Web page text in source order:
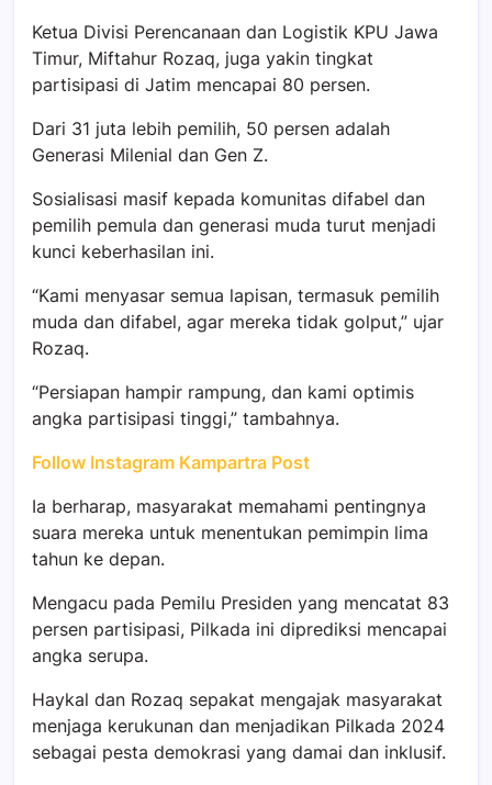
Ketua Divisi Perencanaan dan Logistik KPU Jawa
Timur, Miftahur Rozaq, juga yakin tingkat
partisipasi di Jatim mencapai 80 persen.
Dari 31 juta lebih pemilih, 50 persen adalah
Generasi Milenial dan Gen Z.
Sosialisasi masif kepada komunitas difabel dan
pemilih pemula dan generasi muda turut menjadi
kunci keberhasilan ini.
“Kami menyasar semua lapisan, termasuk pemilih
muda dan difabel, agar mereka tidak golput,” ujar
Rozaq.
“Persiapan hampir rampung, dan kami optimis
angka partisipasi tinggi,” tambahnya.
Follow Instagram Kampartra Post
Ia berharap, masyarakat memahami pentingnya
suara mereka untuk menentukan pemimpin lima
tahun ke depan.
Mengacu pada Pemilu Presiden yang mencatat 83
persen partisipasi, Pilkada ini diprediksi mencapai
angka serupa.
Haykal dan Rozaq sepakat mengajak masyarakat
menjaga kerukunan dan menjadikan Pilkada 2024
sebagai pesta demokrasi yang damai dan inklusif.